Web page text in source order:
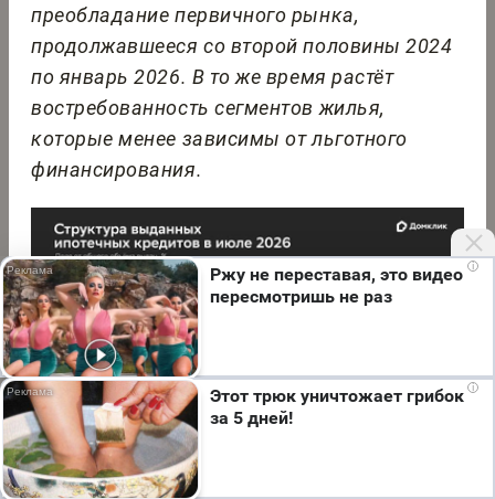
преобладание первичного рынка,
продолжавшееся со второй половины 2024
по январь 2026. В то же время растёт
востребованность сегментов жилья,
которые менее зависимы от льготного
финансирования.
Мы используем cookie. Во время посещения сайта
вы соглашаетесь с тем, что мы обрабатываем
ваши персональные данные с использованием
метрик Яндекс Метрика, top.mail.ru, LiveInternet.
Я согласен
i
Ржу не переставая, это видео
пересмотришь не раз
i
Этот трюк уничтожает грибок
за 5 дней!